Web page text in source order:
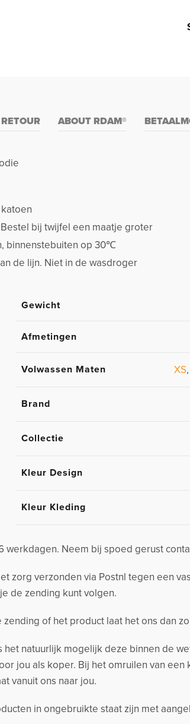
ABOUT RDAM®
bij twijfel een maatje groter
binnenstebuiten op 30℃
de lijn. Niet in de wasdroger
Gewicht
Afmetingen
Volwassen Maten XS,
Brand
Collectie
Kleur Design
Kleur Kleding
werkdagen. Neem bij spoed gerust
zorg verzonden via Postnl tegen een
de zending kunt volgen.
of het product laat het ons dan
het natuurlijk mogelijk deze binnen de
jou als koper. Bij het omruilen van
vanuit ons naar jou.
in ongebruikte staat zijn met